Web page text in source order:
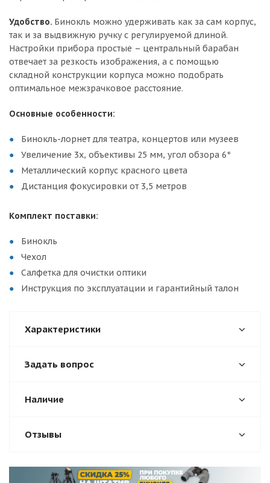
Удобство. Бинокль можно удерживать как за сам корпус,
так и за выдвижную ручку с регулируемой длиной.
Настройки прибора простые – центральный барабан
отвечает за резкость изображения, а с помощью
складной конструкции корпуса можно подобрать
оптимальное межзрачковое расстояние.
Основные особенности:
Бинокль-лорнет для театра, концертов или музеев
Увеличение 3х, объективы 25 мм, угол обзора 6°
Металлический корпус красного цвета
Дистанция фокусировки от 3,5 метров
Комплект поставки:
Бинокль
Чехол
Салфетка для очистки оптики
Инструкция по эксплуатации и гарантийный талон
Характеристики
Задать вопрос
Наличие
Отзывы